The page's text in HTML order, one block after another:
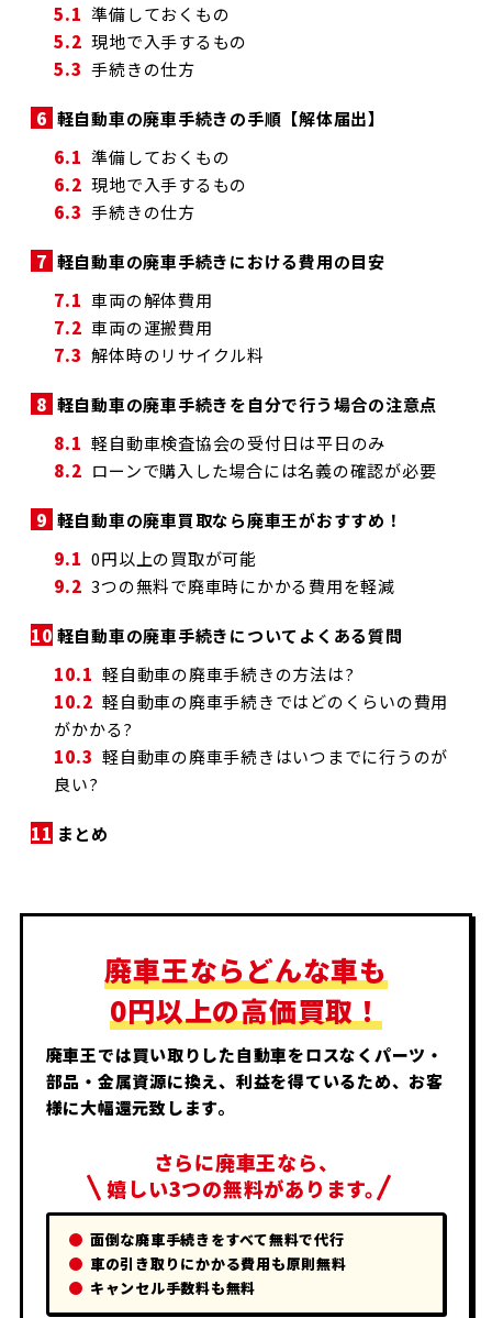
5.1 準備しておくもの
5.2 現地で入手するもの
5.3 手続きの仕方
6 軽自動車の廃車手続きの手順【解体届出】
6.1 準備しておくもの
6.2 現地で入手するもの
6.3 手続きの仕方
7 軽自動車の廃車手続きにおける費用の目安
7.1 車両の解体費用
7.2 車両の運搬費用
7.3 解体時のリサイクル料
8 軽自動車の廃車手続きを自分で行う場合の注意点
8.1 軽自動車検査協会の受付日は平日のみ
8.2 ローンで購入した場合には名義の確認が必要
9 軽自動車の廃車買取なら廃車王がおすすめ！
9.1 0円以上の買取が可能
9.2 3つの無料で廃車時にかかる費用を軽減
10 軽自動車の廃車手続きについてよくある質問
10.1 軽自動車の廃車手続きの方法は?
10.2 軽自動車の廃車手続きではどのくらいの費用
がかかる?
10.3 軽自動車の廃車手続きはいつまでに行うのが
良い?
11 まとめ
廃車王ならどんな車も
0円以上の高価買取！
廃車王では買い取りした自動車をロスなくパーツ・
部品・金属資源に換え、利益を得ているため、お客
様に大幅還元致します。
さらに廃車王なら、
嬉しい3つの無料があります。
面倒な廃車手続きをすべて無料で代行
車の引き取りにかかる費用も原則無料
キャンセル手数料も無料